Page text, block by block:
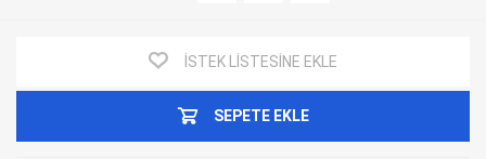
İSTEK LISTESINE EKLE
SEPETE EKLE